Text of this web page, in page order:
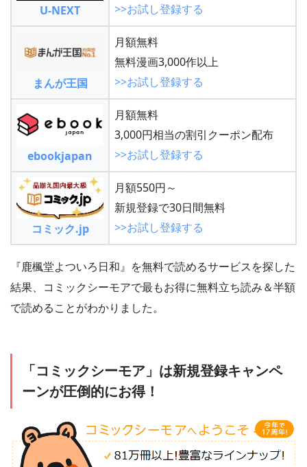
U-NEXT
>>お試し登録する
まんが王国
月額無料
無料漫画3,000作以上
>>お試し登録する
ebookjapan
月額無料
3,000円相当の割引クーポン配布
>>お試し登録する
コミック.jp
月額550円～
新規登録で30日間無料
>>お試し登録する
『鹿楓堂よついろ日和』を無料で読めるサービスを探した
結果、コミックシーモアで最もお得に無料立ち読み＆半額
で読めることがわかりました。
「コミックシーモア」は新規登録キャンペ
ーンが圧倒的にお得！